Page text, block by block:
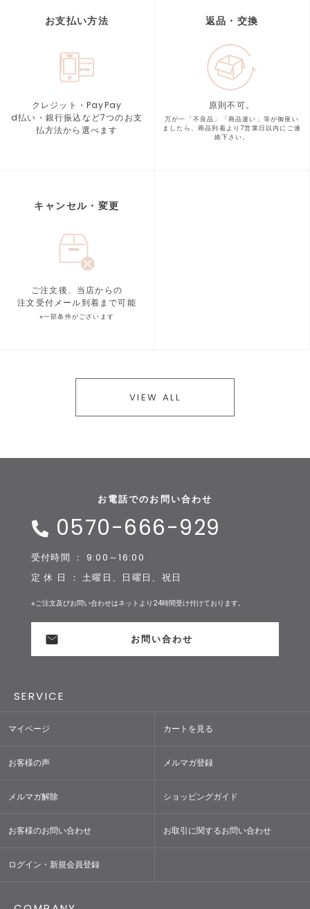
お支払い方法
クレジット・PayPay
d払い・銀行振込など7つのお支
払方法から選べます
返品・交換
原則不可。
万が一「不良品」「商品違い」等が御座い
ましたら、商品到着より7営業日以内にご連
絡下さい。
キャンセル・変更
ご注文後、当店からの
注文受付メール到着まで可能
※一部条件がございます
VIEW ALL
お電話でのお問い合わせ
0570-666-929
受付時間 ： 9:00～16:00
定 休 日 ： 土曜日、日曜日、祝日
※ご注文及びお問い合わせはネットより24時間受け付けております。
お問い合わせ
SERVICE
マイページ カートを見る
お客様の声 メルマガ登録
メルマガ解除 ショッピングガイド
お客様のお問い合わせ お取引に関するお問い合わせ
ログイン・新規会員登録